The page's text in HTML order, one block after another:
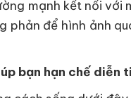
mạnh kết nối
phản để hình ảnh
bạn hạn chế diễn